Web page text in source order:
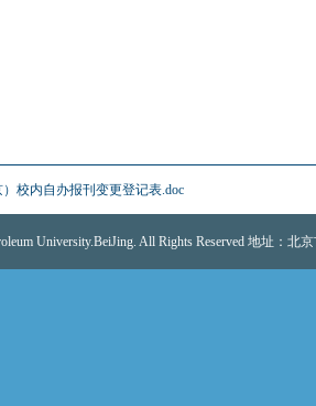
校内自办报刊变更登记表.doc
University.BeiJing. All Rights Reserved 地址